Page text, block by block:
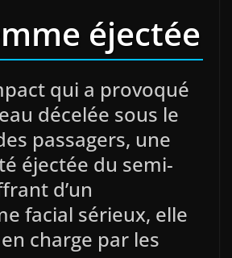
éjectée
qui a provoqué
décelée sous le
passagers, une
éjectée du semi-
d’un
facial sérieux, elle
charge par les